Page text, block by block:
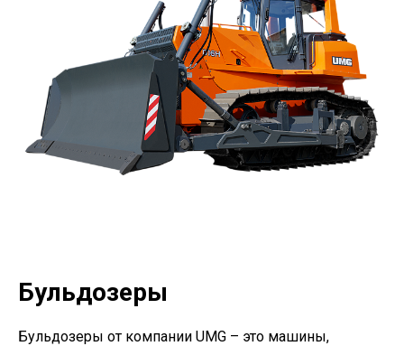
Бульдозеры
Бульдозеры от компании UMG – это машины,